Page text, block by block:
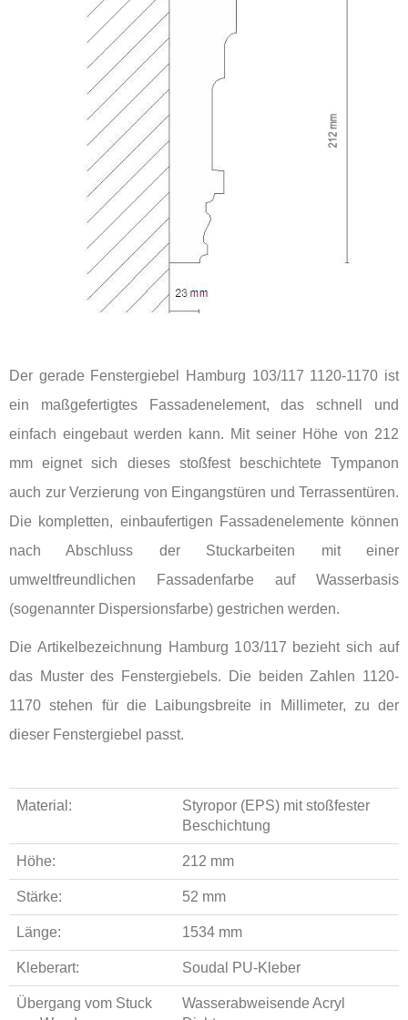
Der gerade Fenstergiebel Hamburg 103/117 1120-1170 ist
ein maßgefertigtes Fassadenelement, das schnell und
einfach eingebaut werden kann. Mit seiner Höhe von 212
mm eignet sich dieses stoßfest beschichtete Tympanon
auch zur Verzierung von Eingangstüren und Terrassentüren.
Die kompletten, einbaufertigen Fassadenelemente können
nach Abschluss der Stuckarbeiten mit einer
umweltfreundlichen Fassadenfarbe auf Wasserbasis
(sogenannter Dispersionsfarbe) gestrichen werden.
Die Artikelbezeichnung Hamburg 103/117 bezieht sich auf
das Muster des Fenstergiebels. Die beiden Zahlen 1120-
1170 stehen für die Laibungsbreite in Millimeter, zu der
dieser Fenstergiebel passt.
Material:
Styropor (EPS) mit stoßfester
Beschichtung
Höhe: 212 mm
Stärke: 52 mm
Länge: 1534 mm
Kleberart: Soudal PU-Kleber
Übergang vom Stuck
Wasserabweisende Acryl